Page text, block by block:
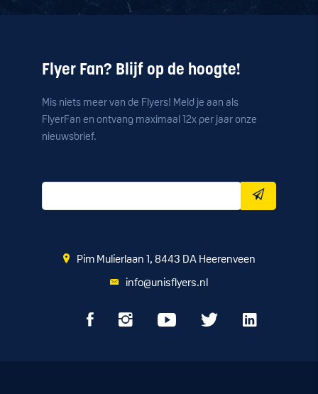
Flyer Fan? Blijf op de hoogte!
Mis niets meer van de Flyers! Meld je aan als
FlyerFan en ontvang maximaal 12x per jaar onze
nieuwsbrief.
Pim Mulierlaan 1, 8443 DA Heerenveen
info@unisflyers.nl